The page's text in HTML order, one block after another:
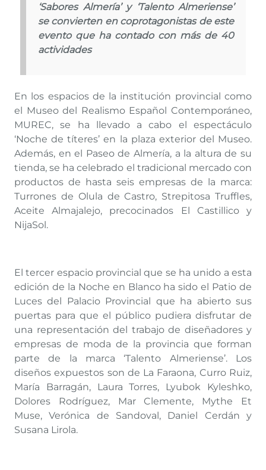
‘Sabores Almería’ y ‘Talento Almeriense’
se convierten en coprotagonistas de este
evento que ha contado con más de 40
actividades
En los espacios de la institución provincial como
el Museo del Realismo Español Contemporáneo,
MUREC, se ha llevado a cabo el espectáculo
‘Noche de títeres’ en la plaza exterior del Museo.
Además, en el Paseo de Almería, a la altura de su
tienda, se ha celebrado el tradicional mercado con
productos de hasta seis empresas de la marca:
Turrones de Olula de Castro, Strepitosa Truffles,
Aceite Almajalejo, precocinados El Castillico y
NijaSol.
El tercer espacio provincial que se ha unido a esta
edición de la Noche en Blanco ha sido el Patio de
Luces del Palacio Provincial que ha abierto sus
puertas para que el público pudiera disfrutar de
una representación del trabajo de diseñadores y
empresas de moda de la provincia que forman
parte de la marca ‘Talento Almeriense’. Los
diseños expuestos son de La Faraona, Curro Ruiz,
María Barragán, Laura Torres, Lyubok Kyleshko,
Dolores Rodríguez, Mar Clemente, Mythe Et
Muse, Verónica de Sandoval, Daniel Cerdán y
Susana Lirola.